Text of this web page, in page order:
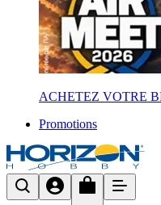
ACHETEZ VOTRE
Promotions